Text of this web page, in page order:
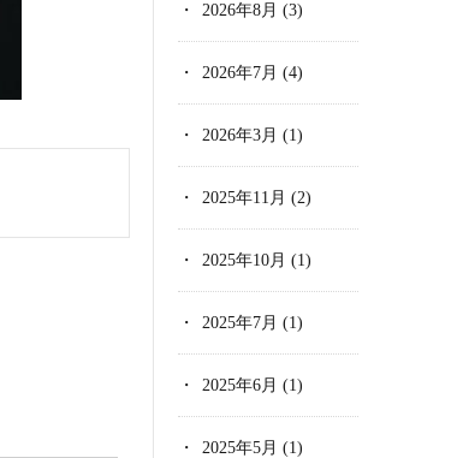
2026年8月 (3)
2026年7月 (4)
2026年3月 (1)
2025年11月 (2)
2025年10月 (1)
2025年7月 (1)
2025年6月 (1)
2025年5月 (1)